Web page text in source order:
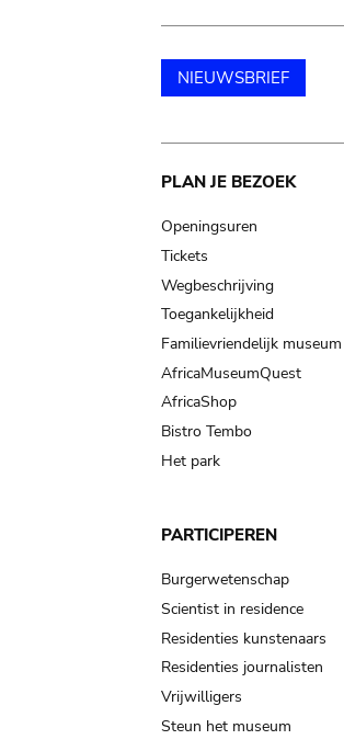
NIEUWSBRIEF
Main
navigation
PLAN JE BEZOEK
Openingsuren
Tickets
Wegbeschrijving
Toegankelijkheid
Familievriendelijk museum
AfricaMuseumQuest
AfricaShop
Bistro Tembo
Het park
PARTICIPEREN
Burgerwetenschap
Scientist in residence
Residenties kunstenaars
Residenties journalisten
Vrijwilligers
Steun het museum